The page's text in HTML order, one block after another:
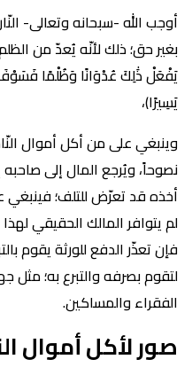
أوجب الله -سبحانه وتعالى-
بغير حق؛ ذلك لأنّه يُعدّ من
يَفْعَلْ ذَٰلِكَ عُدْوَانًا وَظُلْمًا فَسَوْفَ
يَسِيرًا)،
وينبغي على من أكل أموال
نصوحاً، ويُرجع المال إلى
أخذه قد تعرّض للتلف؛ فينبغي
لم يتوافر المالك الحقيقي
فإن تعذّر الدفع للورثة يقوم
لتقوم بصرفه والتبرع به؛ مثل
الفقراء والمساكين.
صور لأكل أموال